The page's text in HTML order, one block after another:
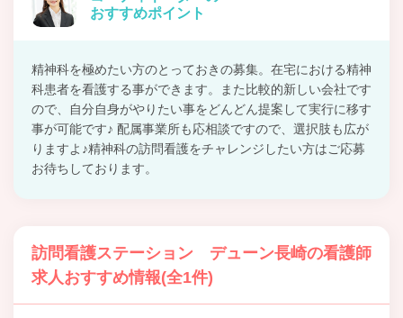
おすすめポイント
精神科を極めたい方のとっておきの募集。在宅における精神
科患者を看護する事ができます。また比較的新しい会社です
ので、自分自身がやりたい事をどんどん提案して実行に移す
事が可能です♪ 配属事業所も応相談ですので、選択肢も広が
りますよ♪精神科の訪問看護をチャレンジしたい方はご応募
お待ちしております。
訪問看護ステーション デューン長崎の看護師
求人おすすめ情報(全1件)